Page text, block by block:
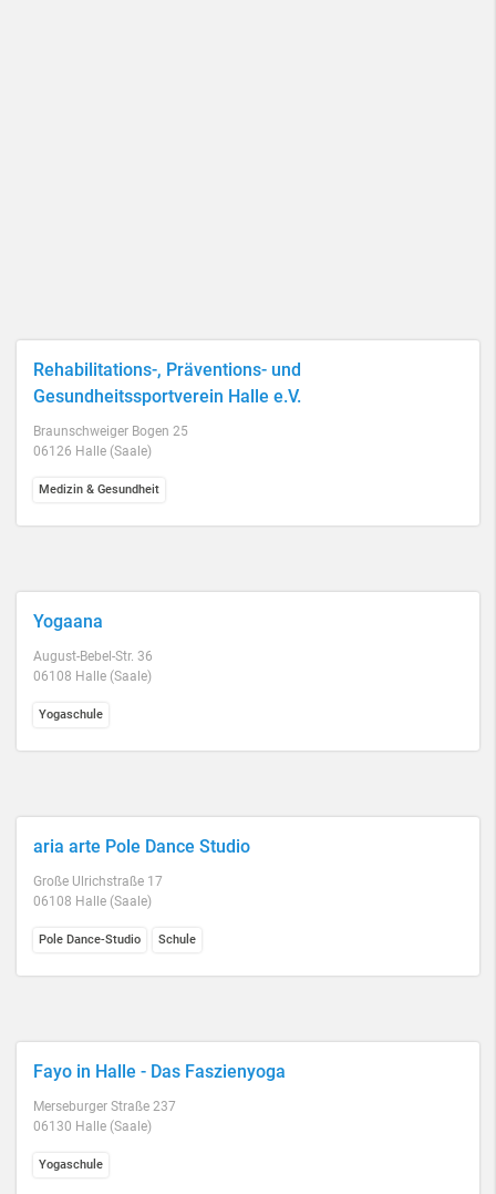
Rehabilitations-, Präventions- und
Gesundheitssportverein Halle e.V.
Braunschweiger Bogen 25
06126 Halle (Saale)
Medizin & Gesundheit
Yogaana
August-Bebel-Str. 36
06108 Halle (Saale)
Yogaschule
aria arte Pole Dance Studio
Große Ulrichstraße 17
06108 Halle (Saale)
Pole Dance-Studio Schule
Fayo in Halle - Das Faszienyoga
Merseburger Straße 237
06130 Halle (Saale)
Yogaschule